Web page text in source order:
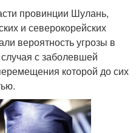
провинции Шулань,
и северокорейских
вероятность угрозы в
с заболевшей
которой до сих